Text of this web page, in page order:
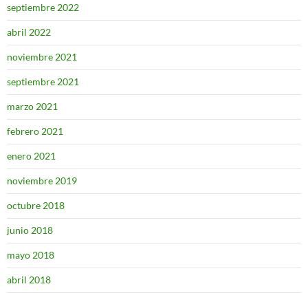
septiembre 2022
abril 2022
noviembre 2021
septiembre 2021
marzo 2021
febrero 2021
enero 2021
noviembre 2019
octubre 2018
junio 2018
mayo 2018
abril 2018